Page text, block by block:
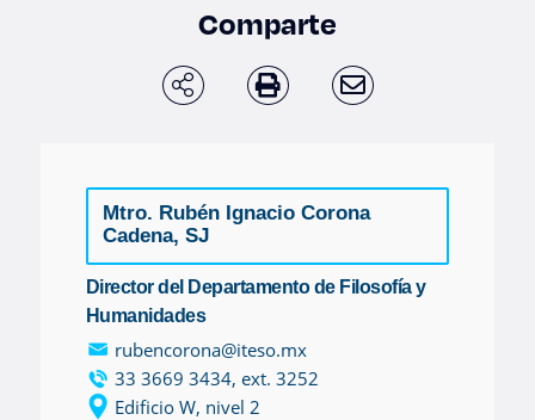
Enlaces de interés
Graduaciones
CRUCE
Derecho
Comparte
Mtro. Rubén Ignacio Corona
Cadena, SJ
Director del Departamento de Filosofía y
Humanidades
rubencorona@iteso.mx
33 3669 3434, ext. 3252
Edificio W, nivel 2